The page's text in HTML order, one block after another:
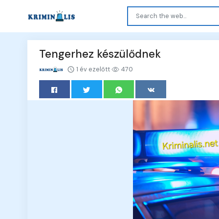
Tengerhez készülődnek
1 év ezelőtt 470